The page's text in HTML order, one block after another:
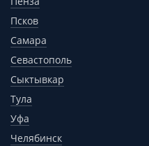
Псков
Самара
Севастополь
Сыктывкар
Тула
Уфа
Челябинск